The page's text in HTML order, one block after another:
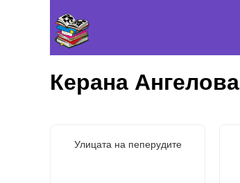
Керана Ангелова
Улицата на пеперудите